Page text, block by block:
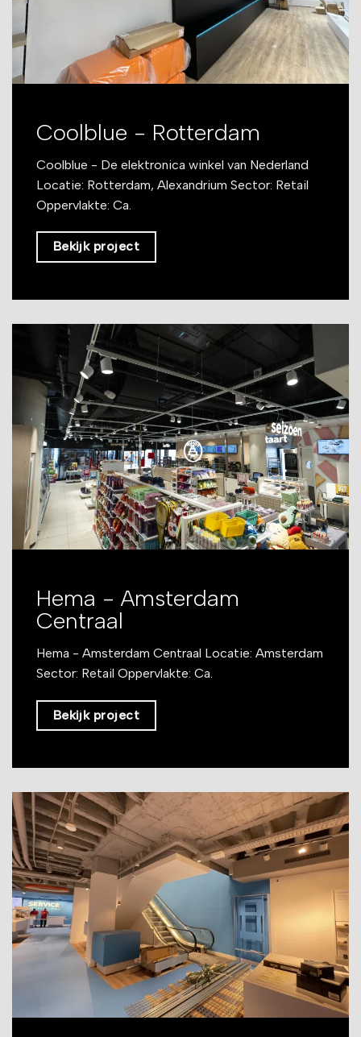
Coolblue - Rotterdam
Coolblue - De elektronica winkel van Nederland
Locatie: Rotterdam, Alexandrium Sector: Retail
Oppervlakte: Ca.
Bekijk project
Hema - Amsterdam
Centraal
Hema - Amsterdam Centraal Locatie: Amsterdam
Sector: Retail Oppervlakte: Ca.
Bekijk project